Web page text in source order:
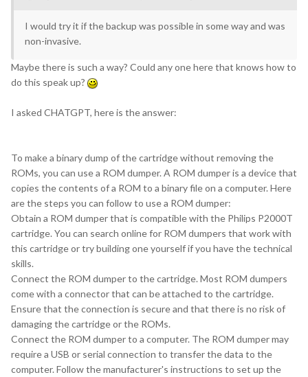
I would try it if the backup was possible in some way and was
non-invasive.
Maybe there is such a way? Could any one here that knows how to
do this speak up?
I asked CHATGPT, here is the answer:
To make a binary dump of the cartridge without removing the
ROMs, you can use a ROM dumper. A ROM dumper is a device that
copies the contents of a ROM to a binary file on a computer. Here
are the steps you can follow to use a ROM dumper:
Obtain a ROM dumper that is compatible with the Philips P2000T
cartridge. You can search online for ROM dumpers that work with
this cartridge or try building one yourself if you have the technical
skills.
Connect the ROM dumper to the cartridge. Most ROM dumpers
come with a connector that can be attached to the cartridge.
Ensure that the connection is secure and that there is no risk of
damaging the cartridge or the ROMs.
Connect the ROM dumper to a computer. The ROM dumper may
require a USB or serial connection to transfer the data to the
computer. Follow the manufacturer's instructions to set up the